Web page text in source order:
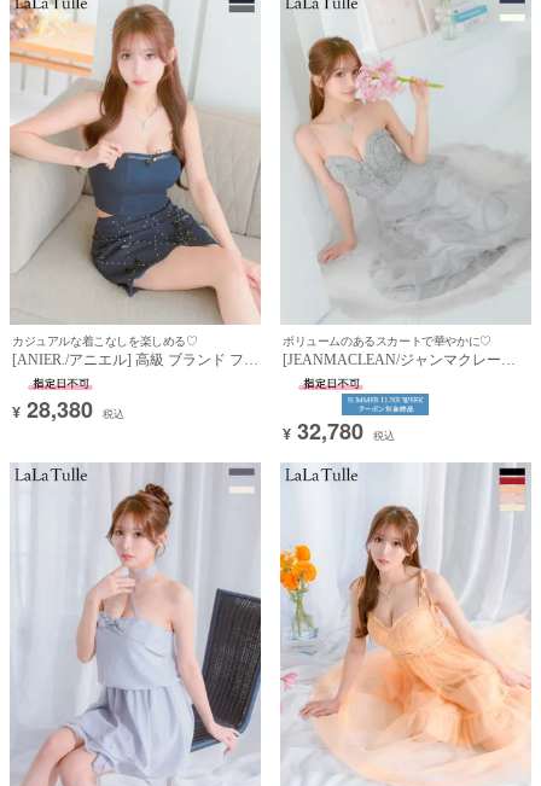
カジュアルな着こなしを楽しめる♡
[ANIER./アニエル] 高級 ブランド フレ
アミニドレス セットアップ ベアデザ
イン デニム レザーリボン (らむ着用)
¥ 28,380 税込
ボリュームのあるスカートで華やかに♡
[JEANMACLEAN/ジャンマクレーン]
高級 ブランド Aラインロングドレス
キャミソール セットアップ ツイード
ハートカット フロントボタン シフォ
ンスカート (らむ着用)
¥ 32,780 税込